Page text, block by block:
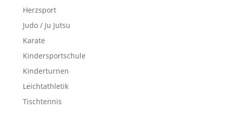
Herzsport
Judo / Ju Jutsu
Karate
Kindersportschule
Kinderturnen
Leichtathletik
Tischtennis